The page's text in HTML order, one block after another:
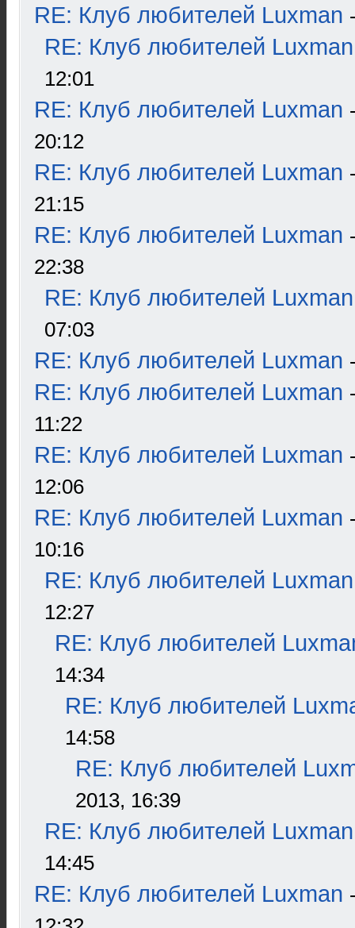
RE: Клуб любителей Luxman
RE: Клуб любителей Luxman
12:01
RE: Клуб любителей Luxman
20:12
RE: Клуб любителей Luxman
21:15
RE: Клуб любителей Luxman
22:38
RE: Клуб любителей Luxman
07:03
RE: Клуб любителей Luxman
RE: Клуб любителей Luxman
11:22
RE: Клуб любителей Luxman
12:06
RE: Клуб любителей Luxman
10:16
RE: Клуб любителей Luxman
12:27
RE: Клуб любителей
14:34
RE: Клуб любителей
14:58
RE: Клуб любителей
2013, 16:39
RE: Клуб любителей Luxman
14:45
RE: Клуб любителей Luxman